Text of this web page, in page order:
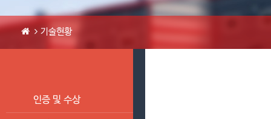
인증 및 수상
기술현황